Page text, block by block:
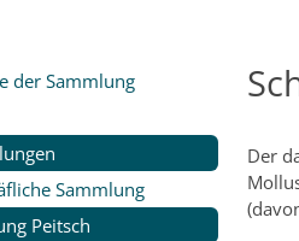
Der
der Sammlung
Sammlung
Peitsch